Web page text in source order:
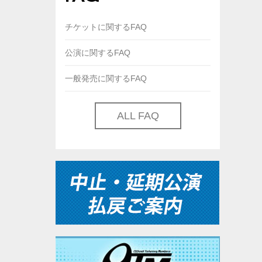
チケットに関するFAQ
公演に関するFAQ
一般発売に関するFAQ
ALL FAQ